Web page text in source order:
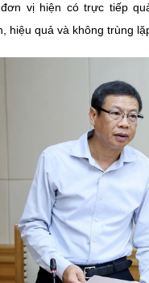
vị hiện có trực tiếp
hiệu quả và không trùng